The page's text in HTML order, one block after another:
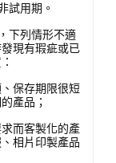
試用期。
下列情形不適
現有瑕疵或已
保存期限很短
產品；
而客製化的產
相片印製產品